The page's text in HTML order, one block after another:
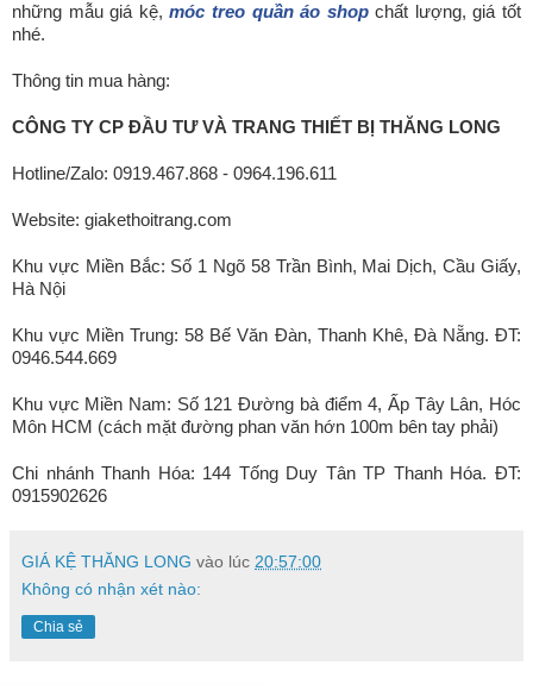
những mẫu giá kệ, móc treo quần áo shop chất lượng, giá tốt
nhé.
Thông tin mua hàng:
CÔNG TY CP ĐẦU TƯ VÀ TRANG THIẾT BỊ THĂNG LONG
Hotline/Zalo: 0919.467.868 - 0964.196.611
Website: giakethoitrang.com
Khu vực Miền Bắc: Số 1 Ngõ 58 Trần Bình, Mai Dịch, Cầu Giấy,
Hà Nội
Khu vực Miền Trung: 58 Bế Văn Đàn, Thanh Khê, Đà Nẵng. ĐT:
0946.544.669
Khu vực Miền Nam: Số 121 Đường bà điểm 4, Ấp Tây Lân, Hóc
Môn HCM (cách mặt đường phan văn hớn 100m bên tay phải)
Chi nhánh Thanh Hóa: 144 Tống Duy Tân TP Thanh Hóa. ĐT:
0915902626
GIÁ KỆ THĂNG LONG vào lúc 20:57:00
Không có nhận xét nào:
Chia sẻ